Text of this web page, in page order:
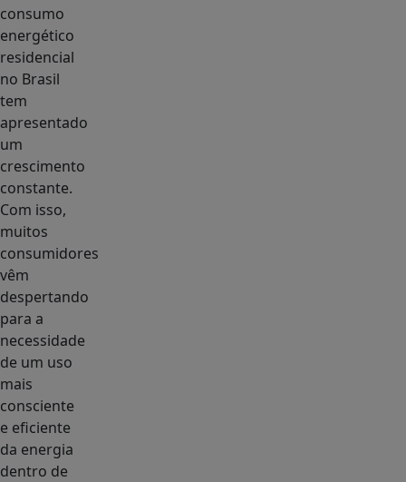
consumo
energético
residencial
no Brasil
tem
apresentado
um
crescimento
constante.
Com isso,
muitos
consumidores
vêm
despertando
para a
necessidade
de um uso
mais
consciente
e eficiente
da energia
dentro de